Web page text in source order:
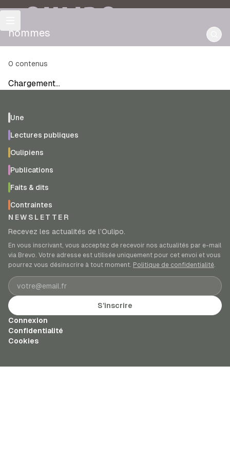
OULIPO
hommes
0 contenus
Chargement…
Une
Lectures publiques
Oulipiens
Publications
Faits & dits
Contraintes
NEWSLETTER
Recevez les actualités de l’Oulipo.
En vous inscrivant, vous acceptez de recevoir nos actualités par e-mail
via Brevo. Votre adresse est utilisée uniquement pour cet envoi et vous
pourrez vous désinscrire à tout moment. Politique de confidentialité.
Adresse e-mail
S’inscrire
Connexion
Confidentialité
Cookies